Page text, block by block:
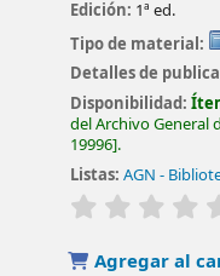
Edición: 1ª ed.
Tipo de material:
Detalles de
Disponibilidad:
del Archivo General
19996 .
Listas: AGN -
valoración
Agregar al